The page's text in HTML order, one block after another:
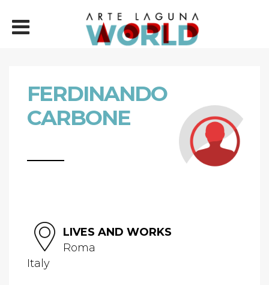
FERDINANDO
CARBONE
LIVES AND WORKS
Roma
Italy